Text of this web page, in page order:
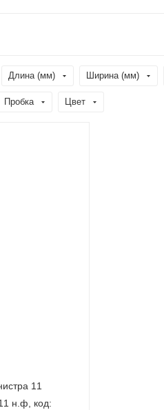
Длина (мм) Ширина (мм)
Пробка Цвет
11
н.ф, код: